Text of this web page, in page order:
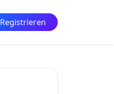
Registrieren